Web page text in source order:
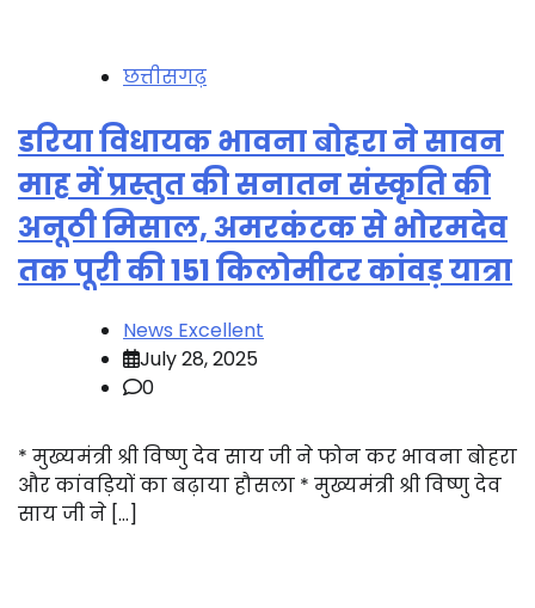
छत्तीसगढ़
डरिया विधायक भावना बोहरा ने सावन
माह में प्रस्तुत की सनातन संस्कृति की
अनूठी मिसाल, अमरकंटक से भोरमदेव
तक पूरी की 151 किलोमीटर कांवड़ यात्रा
News Excellent
July 28, 2025
0
* मुख्यमंत्री श्री विष्णु देव साय जी ने फोन कर भावना बोहरा
और कांवड़ियों का बढ़ाया हौसला * मुख्यमंत्री श्री विष्णु देव
साय जी ने […]